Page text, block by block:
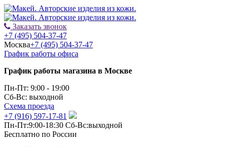
Заказать звонок
+7 (495) 504-37-47
Москва+7 (495) 504-37-47
График работы офиса
График работы магазина в Москве
Пн-Пт: 9:00 - 19:00
Сб-Вс: выходной
Схема проезда
+7 (916) 597-17-81
Пн-Пт:9:00-18:30 Сб-Вс:выходной
Бесплатно по России